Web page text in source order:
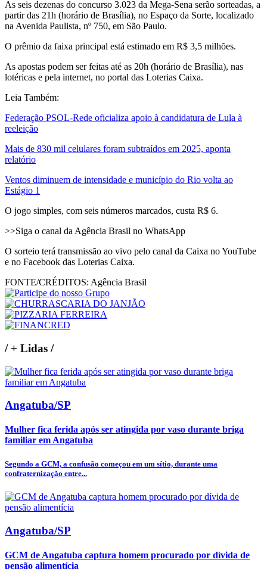
As seis dezenas do concurso 3.023 da Mega-Sena serão sorteadas, a
partir das 21h (horário de Brasília), no Espaço da Sorte, localizado
na Avenida Paulista, nº 750, em São Paulo.
O prêmio da faixa principal está estimado em R$ 3,5 milhões.
As apostas podem ser feitas até as 20h (horário de Brasília), nas
lotéricas e pela internet, no portal das Loterias Caixa.
Leia Também:
Federação PSOL-Rede oficializa apoio à candidatura de Lula à
reeleição
Mais de 830 mil celulares foram subtraídos em 2025, aponta
relatório
Ventos diminuem de intensidade e município do Rio volta ao
Estágio 1
O jogo simples, com seis números marcados, custa R$ 6.
>>Siga o canal da Agência Brasil no WhatsApp
O sorteio terá transmissão ao vivo pelo canal da Caixa no YouTube
e no Facebook das Loterias Caixa.
FONTE/CRÉDITOS: Agência Brasil
/+ Lidas /
Angatuba/SP
Mulher fica ferida após ser atingida por vaso durante briga
familiar em Angatuba
Segundo a GCM, a confusão começou em um sítio, durante uma
confraternização entre...
Angatuba/SP
GCM de Angatuba captura homem procurado por dívida de
pensão alimentícia